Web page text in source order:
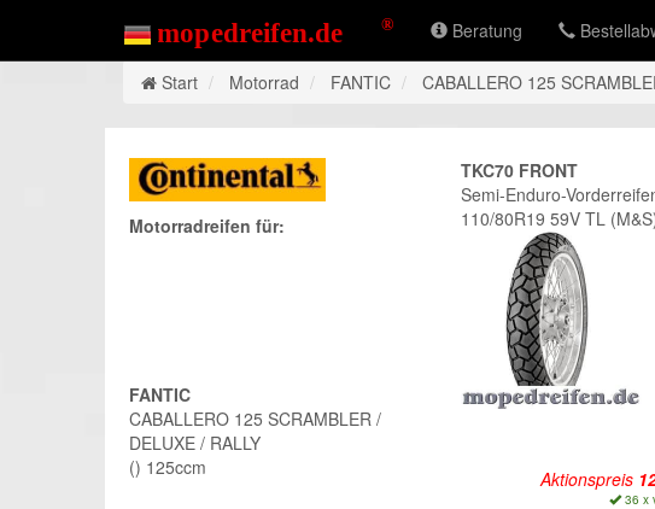
Beratung
Start Motorrad FANTIC CABALLERO 125
Motorradreifen für:
FANTIC
CABALLERO 125 SCRAMBLER /
DELUXE / RALLY
() 125ccm
TKC70 FRONT
Semi-Enduro-
110/80R19 59V TL
Aktionspreis
36 x